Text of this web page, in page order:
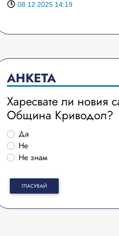
08.12.2025 14:19
АНКЕТА
Харесвате ли новия
Община Криводол?
Да
Не
Не знам
ГЛАСУВАЙ